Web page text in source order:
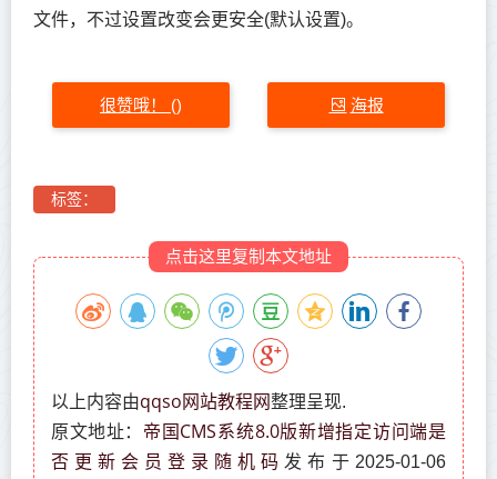
文件，不过设置改变会更安全(默认设置)。
很赞哦！ () 海报
标签：
点击这里复制本文地址
以上内容由qqso网站教程网整理呈现.
原文地址： 帝国CMS系统8.0版新增指定访问端是
否更新会员登录随机码 发布于2025-01-06